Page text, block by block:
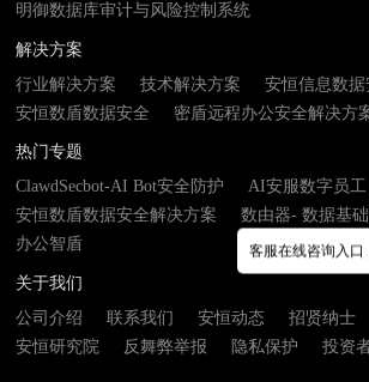
明御数据库审计与风险控制系统
解决方案
行业解决方案
技术解决方案
安恒信息数
安恒数盾数据安全
密盾远程办公安全解决方
热门专题
ClawdSecbot-AI Bot安全防护
AI安服数字员工
安恒数盾数据安全解决方案
数由器- 数据基
办公智盾
关于我们
公司介绍
联系我们 安恒动态 招贤纳士
安恒研究院
反舞弊举报 隐私保护 投资
客服在线咨询入口